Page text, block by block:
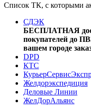
Список ТК, с которыми
СДЭК
БЕСПЛАТНАЯ
покупателей до
вашем городе
DPD
КТС
Желдорэкспедиция
Деловые Линии
ЖелДорАльянс